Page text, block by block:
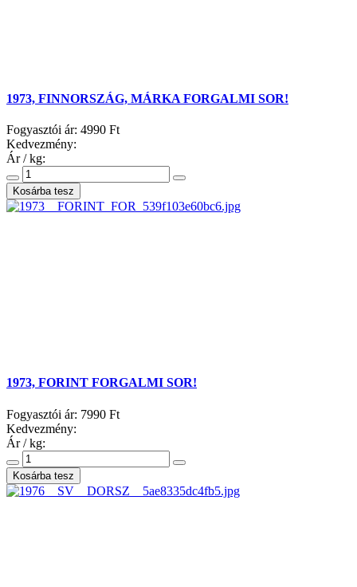
1973, FINNORSZÁG, MÁRKA FORGALMI SOR!
Fogyasztói ár: 4990 Ft
Kedvezmény:
Ár / kg:
1973, FORINT FORGALMI SOR!
Fogyasztói ár: 7990 Ft
Kedvezmény:
Ár / kg: